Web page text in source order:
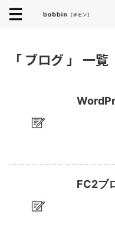
「 ブログ 」 一覧
FC2ブ